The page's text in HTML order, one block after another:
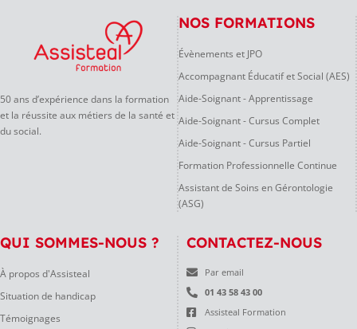
50 ans d’expérience dans la formation
et la réussite aux métiers de la santé et
du social.
NOS FORMATIONS
Évènements et JPO
Accompagnant Éducatif et Social (AES)
Aide-Soignant - Apprentissage
Aide-Soignant - Cursus Complet
Aide-Soignant - Cursus Partiel
Formation Professionnelle Continue
Assistant de Soins en Gérontologie
(ASG)
QUI SOMMES-NOUS ?
À propos d'Assisteal
Situation de handicap
Témoignages
CONTACTEZ-NOUS
Par email
01 43 58 43 00
Assisteal Formation